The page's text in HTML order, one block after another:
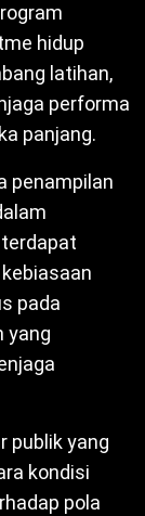
hidup
latihan,
performa
panjang.
penampilan
pada
yang
publik yang
kondisi
pola